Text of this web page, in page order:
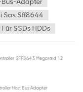
Sas Sff8644
SSDs HDDs
SFF8643 Megaraid 12
Host Bus Adapter